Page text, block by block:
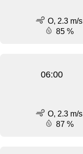
O, 2.3 m/s
85 %
06:00
O, 2.3 m/s
87 %